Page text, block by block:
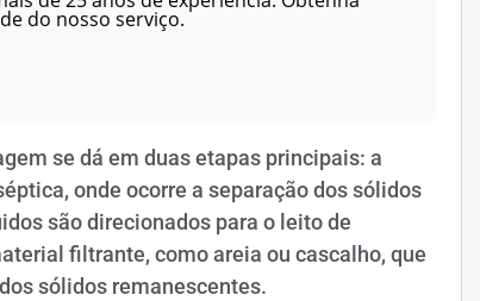
do nosso serviço.
se dá em duas etapas principais: a
onde ocorre a separação dos sólidos
são direcionados para o leito de
filtrante, como areia ou cascalho, que
sólidos remanescentes.